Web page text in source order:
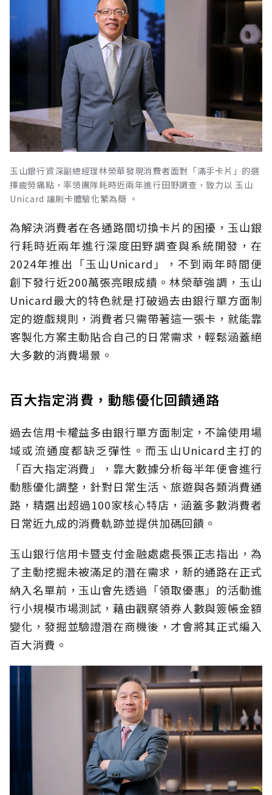
玉山銀行資深副總經理林榮華發現消費者面對「滿手卡片」的選
擇疲勞痛點，率領團隊耗時近兩年進行田野調查，致力以 玉山
Unicard 讓刷卡體驗化繁為簡 。
為解決消費者在各通路間切換卡片的困擾，玉山銀
行耗時近兩年進行深度田野調查與系統開發，在
2024年推出「玉山Unicard」，不到兩年時間便
創下發行近200萬張亮眼成績。林榮華強調，玉山
Unicard最大的特色就是打破過去由銀行單方面制
定的遊戲規則，消費者只需帶著這一張卡，就能靠
客製化方案主動貼合自己的日常需求，輕鬆涵蓋絕
大多數的消費場景。
百大指定消費，動態優化回饋通路
過去信用卡權益多由銀行單方面制定，不論使用場
域或流通度都缺乏彈性。而玉山Unicard主打的
「百大指定消費」，靠大數據分析每半年便會進行
動態優化調整，針對日常生活、旅遊與各類消費通
路，精選出超過100家核心特店，涵蓋多數消費者
日常近九成的消費軌跡並提供加碼回饋。
玉山銀行信用卡暨支付金融處處長張正志指出，為
了主動挖掘未被滿足的潛在需求，新的通路在正式
納入名單前，玉山會先透過「領取優惠」的活動進
行小規模市場測試，藉由觀察領券人數與簽帳金額
變化，發掘並驗證潛在商機後，才會將其正式編入
百大消費。